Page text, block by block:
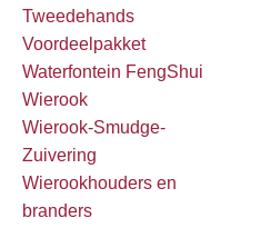
Tweedehands
Voordeelpakket
Waterfontein FengShui
Wierook
Wierook-Smudge-
Zuivering
Wierookhouders en
branders